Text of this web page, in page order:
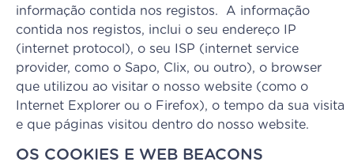
informação contida nos registos. A informação
contida nos registos, inclui o seu endereço IP
(internet protocol), o seu ISP (internet service
provider, como o Sapo, Clix, ou outro), o browser
que utilizou ao visitar o nosso website (como o
Internet Explorer ou o Firefox), o tempo da sua visita
e que páginas visitou dentro do nosso website.
OS COOKIES E WEB BEACONS